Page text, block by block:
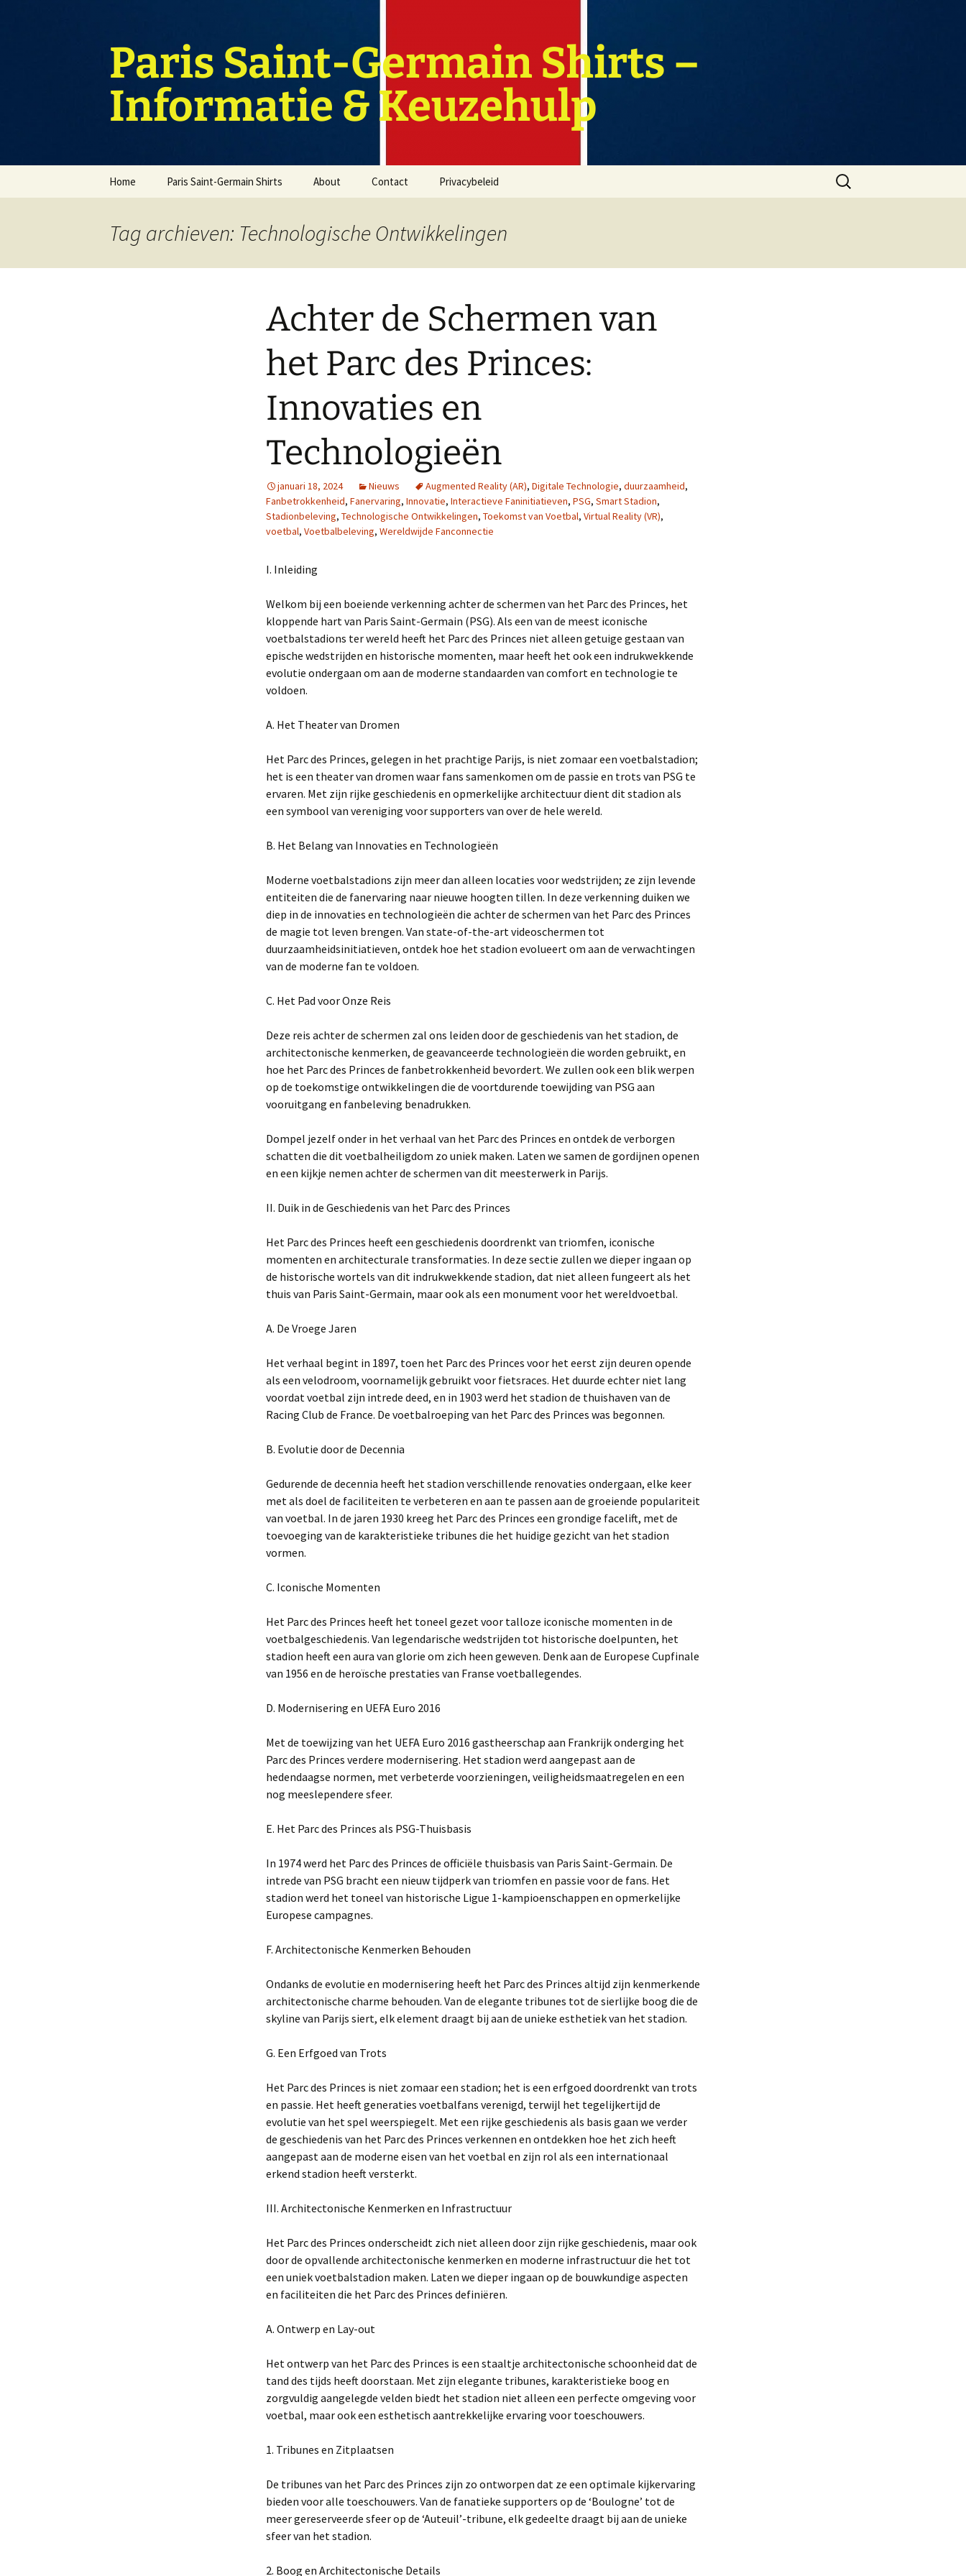
Paris Saint-Germain Shirts –
Informatie & Keuzehulp
Home Paris Saint-Germain Shirts About Contact Privacybeleid
Zoeken
naar:
Tag archieven: Technologische Ontwikkelingen
Achter de Schermen van
het Parc des Princes:
Innovaties en
Technologieën
januari 18, 2024 Nieuws Augmented Reality (AR), Digitale Technologie, duurzaamheid,
Fanbetrokkenheid, Fanervaring, Innovatie, Interactieve Faninitiatieven, PSG, Smart Stadion,
Stadionbeleving, Technologische Ontwikkelingen, Toekomst van Voetbal, Virtual Reality (VR),
voetbal, Voetbalbeleving, Wereldwijde Fanconnectie
I. Inleiding
Welkom bij een boeiende verkenning achter de schermen van het Parc des Princes, het
kloppende hart van Paris Saint-Germain (PSG). Als een van de meest iconische
voetbalstadions ter wereld heeft het Parc des Princes niet alleen getuige gestaan van
epische wedstrijden en historische momenten, maar heeft het ook een indrukwekkende
evolutie ondergaan om aan de moderne standaarden van comfort en technologie te
voldoen.
A. Het Theater van Dromen
Het Parc des Princes, gelegen in het prachtige Parijs, is niet zomaar een voetbalstadion;
het is een theater van dromen waar fans samenkomen om de passie en trots van PSG te
ervaren. Met zijn rijke geschiedenis en opmerkelijke architectuur dient dit stadion als
een symbool van vereniging voor supporters van over de hele wereld.
B. Het Belang van Innovaties en Technologieën
Moderne voetbalstadions zijn meer dan alleen locaties voor wedstrijden; ze zijn levende
entiteiten die de fanervaring naar nieuwe hoogten tillen. In deze verkenning duiken we
diep in de innovaties en technologieën die achter de schermen van het Parc des Princes
de magie tot leven brengen. Van state-of-the-art videoschermen tot
duurzaamheidsinitiatieven, ontdek hoe het stadion evolueert om aan de verwachtingen
van de moderne fan te voldoen.
C. Het Pad voor Onze Reis
Deze reis achter de schermen zal ons leiden door de geschiedenis van het stadion, de
architectonische kenmerken, de geavanceerde technologieën die worden gebruikt, en
hoe het Parc des Princes de fanbetrokkenheid bevordert. We zullen ook een blik werpen
op de toekomstige ontwikkelingen die de voortdurende toewijding van PSG aan
vooruitgang en fanbeleving benadrukken.
Dompel jezelf onder in het verhaal van het Parc des Princes en ontdek de verborgen
schatten die dit voetbalheiligdom zo uniek maken. Laten we samen de gordijnen openen
en een kijkje nemen achter de schermen van dit meesterwerk in Parijs.
II. Duik in de Geschiedenis van het Parc des Princes
Het Parc des Princes heeft een geschiedenis doordrenkt van triomfen, iconische
momenten en architecturale transformaties. In deze sectie zullen we dieper ingaan op
de historische wortels van dit indrukwekkende stadion, dat niet alleen fungeert als het
thuis van Paris Saint-Germain, maar ook als een monument voor het wereldvoetbal.
A. De Vroege Jaren
Het verhaal begint in 1897, toen het Parc des Princes voor het eerst zijn deuren opende
als een velodroom, voornamelijk gebruikt voor fietsraces. Het duurde echter niet lang
voordat voetbal zijn intrede deed, en in 1903 werd het stadion de thuishaven van de
Racing Club de France. De voetbalroeping van het Parc des Princes was begonnen.
B. Evolutie door de Decennia
Gedurende de decennia heeft het stadion verschillende renovaties ondergaan, elke keer
met als doel de faciliteiten te verbeteren en aan te passen aan de groeiende populariteit
van voetbal. In de jaren 1930 kreeg het Parc des Princes een grondige facelift, met de
toevoeging van de karakteristieke tribunes die het huidige gezicht van het stadion
vormen.
C. Iconische Momenten
Het Parc des Princes heeft het toneel gezet voor talloze iconische momenten in de
voetbalgeschiedenis. Van legendarische wedstrijden tot historische doelpunten, het
stadion heeft een aura van glorie om zich heen geweven. Denk aan de Europese Cupfinale
van 1956 en de heroïsche prestaties van Franse voetballegendes.
D. Modernisering en UEFA Euro 2016
Met de toewijzing van het UEFA Euro 2016 gastheerschap aan Frankrijk onderging het
Parc des Princes verdere modernisering. Het stadion werd aangepast aan de
hedendaagse normen, met verbeterde voorzieningen, veiligheidsmaatregelen en een
nog meeslependere sfeer.
E. Het Parc des Princes als PSG-Thuisbasis
In 1974 werd het Parc des Princes de officiële thuisbasis van Paris Saint-Germain. De
intrede van PSG bracht een nieuw tijdperk van triomfen en passie voor de fans. Het
stadion werd het toneel van historische Ligue 1-kampioenschappen en opmerkelijke
Europese campagnes.
F. Architectonische Kenmerken Behouden
Ondanks de evolutie en modernisering heeft het Parc des Princes altijd zijn kenmerkende
architectonische charme behouden. Van de elegante tribunes tot de sierlijke boog die de
skyline van Parijs siert, elk element draagt bij aan de unieke esthetiek van het stadion.
G. Een Erfgoed van Trots
Het Parc des Princes is niet zomaar een stadion; het is een erfgoed doordrenkt van trots
en passie. Het heeft generaties voetbalfans verenigd, terwijl het tegelijkertijd de
evolutie van het spel weerspiegelt. Met een rijke geschiedenis als basis gaan we verder
de geschiedenis van het Parc des Princes verkennen en ontdekken hoe het zich heeft
aangepast aan de moderne eisen van het voetbal en zijn rol als een internationaal
erkend stadion heeft versterkt.
III. Architectonische Kenmerken en Infrastructuur
Het Parc des Princes onderscheidt zich niet alleen door zijn rijke geschiedenis, maar ook
door de opvallende architectonische kenmerken en moderne infrastructuur die het tot
een uniek voetbalstadion maken. Laten we dieper ingaan op de bouwkundige aspecten
en faciliteiten die het Parc des Princes definiëren.
A. Ontwerp en Lay-out
Het ontwerp van het Parc des Princes is een staaltje architectonische schoonheid dat de
tand des tijds heeft doorstaan. Met zijn elegante tribunes, karakteristieke boog en
zorgvuldig aangelegde velden biedt het stadion niet alleen een perfecte omgeving voor
voetbal, maar ook een esthetisch aantrekkelijke ervaring voor toeschouwers.
1. Tribunes en Zitplaatsen
De tribunes van het Parc des Princes zijn zo ontworpen dat ze een optimale kijkervaring
bieden voor alle toeschouwers. Van de fanatieke supporters op de ‘Boulogne’ tot de
meer gereserveerde sfeer op de ‘Auteuil’-tribune, elk gedeelte draagt bij aan de unieke
sfeer van het stadion.
2. Boog en Architectonische Details